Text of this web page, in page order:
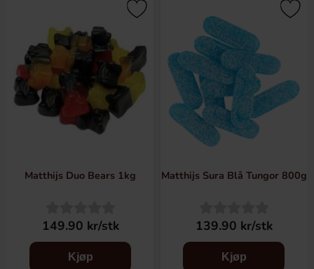
Matthijs Duo Bears 1kg
149.90 kr/stk
Kjøp
Matthijs Sura Blå Tungor 800g
139.90 kr/stk
Kjøp